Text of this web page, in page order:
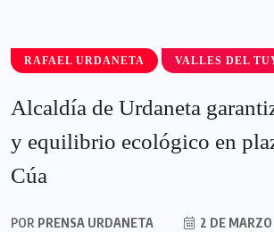
RAFAEL URDANETA VALLES DEL
Alcaldía de Urdaneta
y equilibrio ecológico en
Cúa
POR PRENSA URDANETA
2 DE